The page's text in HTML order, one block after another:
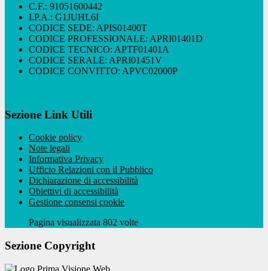
C.F.: 91051600442
I.P.A.: G1JUHL6I
CODICE SEDE: APIS01400T
CODICE PROFESSIONALE: APRI01401D
CODICE TECNICO: APTF01401A
CODICE SERALE: APRI01451V
CODICE CONVITTO: APVC02000P
Sezione Link Utili
Cookie policy
Note legali
Informativa Privacy
Ufficio Relazioni con il Pubblico
Dichiarazione di accessibilità
Obiettivi di accessibilità
Gestione consensi cookie
Pagina visualizzata 802 volte
Sezione Copyright